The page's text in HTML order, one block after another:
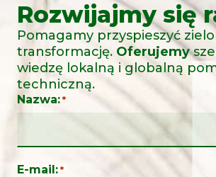
Rozwijajmy się
Pomagamy przyspieszyć
transformację. Oferujemy
wiedzę lokalną i globalną
techniczną.
Nazwa: *
E-mail: *